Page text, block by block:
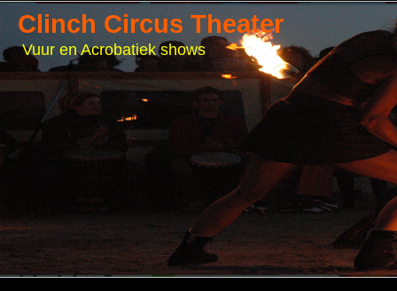
Clinch Circus Theater
Vuur en Acrobatiek shows